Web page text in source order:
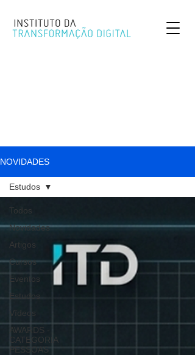
NOVIDADES
Todos
Novidades
Artigos
Cursos
Eventos
Estudos
Vídeos
AWARDS -
CATEGORIA
PESSOAS
Estudos